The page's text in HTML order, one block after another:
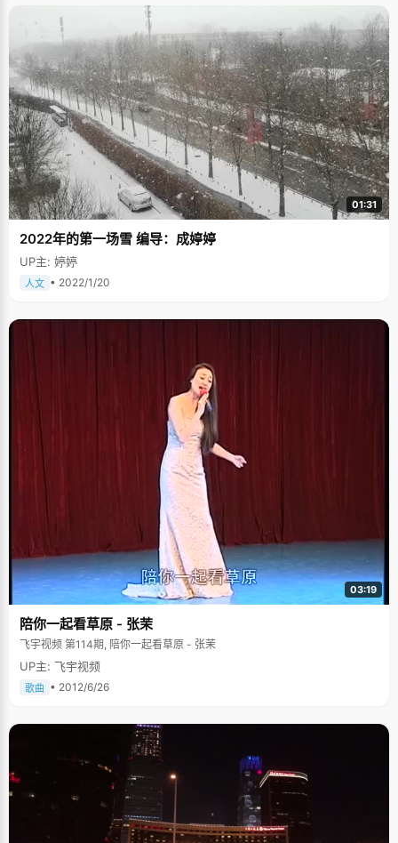
01:31
2022年的第一场雪 编导：成婷婷
UP主: 婷婷
人文 • 2022/1/20
03:19
陪你一起看草原 - 张茉
飞宇视频 第114期, 陪你一起看草原 - 张茉
UP主: 飞宇视频
歌曲 • 2012/6/26